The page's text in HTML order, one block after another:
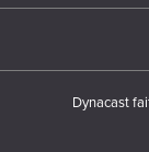
Dynacast